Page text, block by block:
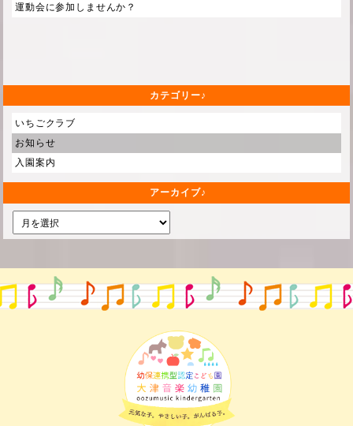
運動会に参加しませんか？
カテゴリー
いちごクラブ
お知らせ
入園案内
アーカイブ